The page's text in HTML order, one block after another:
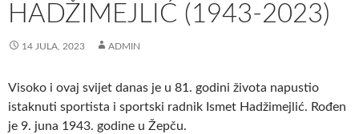
HADŽIMEJLIĆ (1943-2023)
14 JULA, 2023 ADMIN
Visoko i ovaj svijet danas je u 81. godini života napustio
istaknuti sportista i sportski radnik Ismet Hadžimejlić. Rođen
je 9. juna 1943. godine u Žepču.